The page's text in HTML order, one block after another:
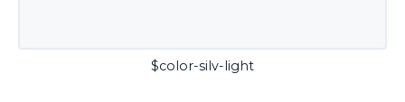
$color-silv-light